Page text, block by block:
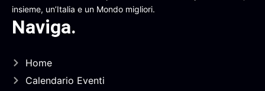
insieme, un’Italia e un Mondo migliori.
Naviga.
Home
Calendario Eventi